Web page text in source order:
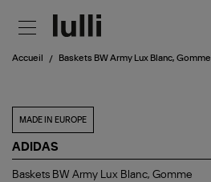
Accueil Baskets BW Army Lux Blanc, Gomme
MADE IN EUROPE
ADIDAS
Baskets
Baskets BW Army Lux Blanc, Gomme